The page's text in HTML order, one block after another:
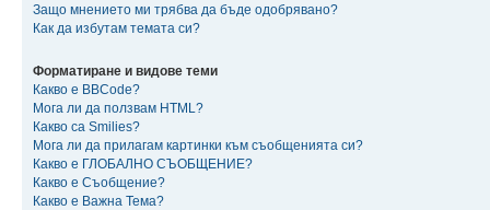
Защо мнението ми трябва да бъде одобрявано?
Как да избутам темата си?
Форматиране и видове теми
Какво е BBCode?
Мога ли да ползвам HTML?
Какво са Smilies?
Мога ли да прилагам картинки към съобщенията си?
Какво е ГЛОБАЛНО СЪОБЩЕНИЕ?
Какво е Съобщение?
Какво е Важна Тема?